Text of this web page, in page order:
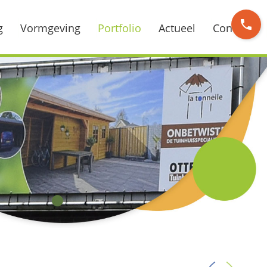
phone
Vormgeving Portfolio Actueel Contact